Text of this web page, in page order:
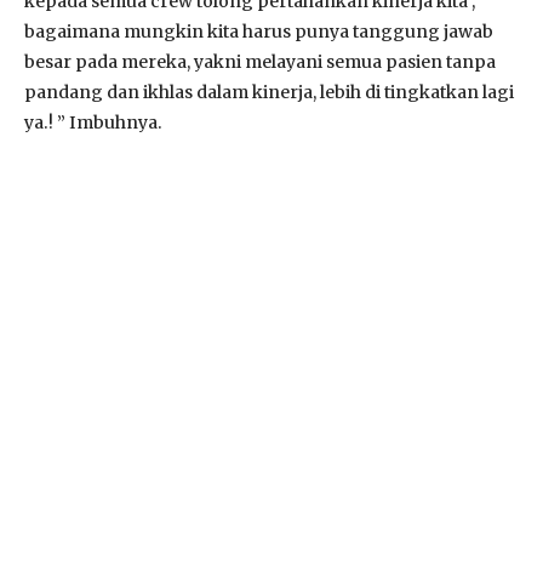
bagaimana mungkin kita harus punya tanggung jawab
besar pada mereka, yakni melayani semua pasien tanpa
pandang dan ikhlas dalam kinerja, lebih di tingkatkan lagi
ya.! ” Imbuhnya.